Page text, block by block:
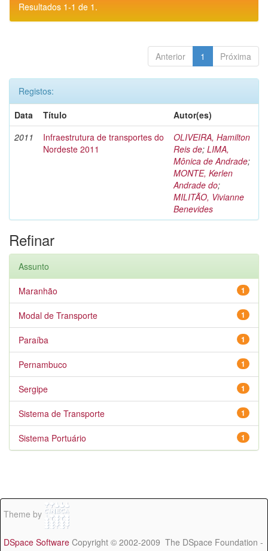
Resultados 1-1 de 1.
Anterior 1 Próxima
Registos:
Data
Título
Autor(es)
2011
Infraestrutura de transportes do
Nordeste 2011
OLIVEIRA, Hamilton
Reis de; LIMA,
Mônica de Andrade;
MONTE, Kerlen
Andrade do;
MILITÃO, Vivianne
Benevides
Refinar
Assunto
1
Maranhão
1
Modal de Transporte
1
Paraíba
1
Pernambuco
1
Sergipe
1
Sistema de Transporte
1
Sistema Portuário
Theme by
DSpace Software Copyright © 2002-2009 The DSpace Foundation -